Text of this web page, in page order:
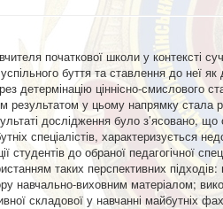
початкової школи у контексті
буття та ставлення до неї
детермінацію ціннісно-смислового
у цьому напрямку стала
дослідження було з’ясовано, що
спеціалістів, характеризується
студентів до обраної педагогічної
таких перспективних
навчально-виховним матеріалом;
складової у навчанні майбутніх